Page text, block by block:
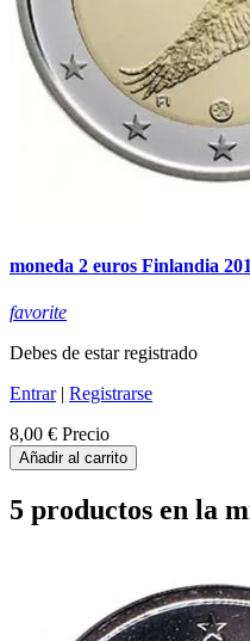
moneda 2 euros Finlandia
favorite
Debes de estar registrado
Entrar| Registrarse
8,00 € Precio
Añadir al carrito
5 productos en la